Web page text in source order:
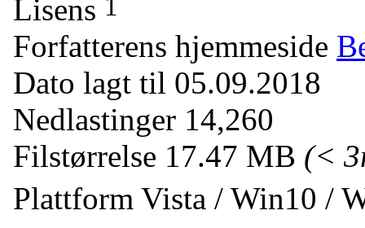
Lisens
Forfatterens hjemmeside
Dato lagt til 05.09.2018
Nedlastinger 14,260
Filstørrelse 17.47 MB (<
Plattform Vista / Win10 /